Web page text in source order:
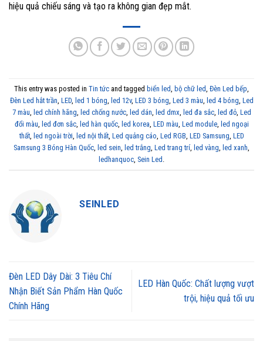
hiệu quả chiếu sáng và tạo ra không gian đẹp mắt.
This entry was posted in Tin tức and tagged biển led bộ chữ led Đèn Led bếp
Đèn Led hắt trần LED, led 1 bóng led 12v, LED 3 bóng Led 3 màu led 4 bóng Led
7 màu
led chính hãng led chống nước, led dán led dmx led đa sắc, led đỏ, Led
đổi màu
led đơn sắc, led hàn quốc, led korea LED màu Led module, led ngoại
thất, led ngoài trời led nội thất, Led quảng cáo Led RGB LED Samsung LED
Samsung 3 Bóng Hàn Quốc led sein led trắng Led trang trí led vàng led xanh
ledhanquoc Sein Led
SEINLED
Đèn LED Dây Dài: 3 Tiêu Chí
Nhận Biết Sản Phẩm Hàn Quốc
Chính Hãng
LED Hàn Quốc: Chất lượng vượt
trội, hiệu quả tối ưu